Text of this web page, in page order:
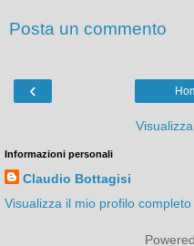
Posta un commento
‹
Informazioni personali
Claudio Bottagisi
Visualizza il mio profilo completo